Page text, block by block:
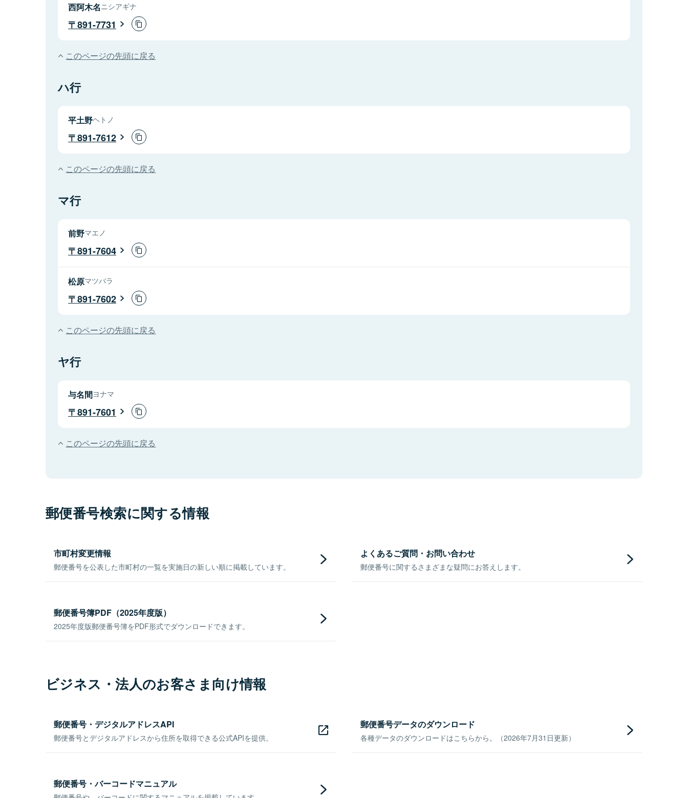
西阿木名 ニシアギナ
891-7731
このページの先頭に戻る
ハ行
平土野ヘトノ
891-7612
このページの先頭に戻る
マ行
前野マエノ
891-7604
松原マツバラ
891-7602
このページの先頭に戻る
ヤ行
与名間ヨナマ
891-7601
このページの先頭に戻る
郵便番号検索に関する情報
市町村変更情報
郵便番号を公表した市町村の一覧を実施日の新しい順に掲載しています。
よくあるご質問・お問い合わせ
郵便番号に関するさまざまな疑問にお答えします。
郵便番号簿PDF（2025年度版）
2025年度版郵便番号簿をPDF形式でダウンロードできます。
ビジネス・法人のお客さま向け情報
郵便番号・デジタルアドレスAPI
郵便番号とデジタルアドレスから住所を取得できる公式APIを提供。
郵便番号データのダウンロード
各種データのダウンロードはこちらから。（2026年7月31日更新）
郵便番号・バーコードマニュアル